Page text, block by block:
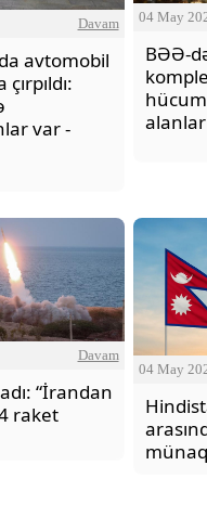
Davam
avtomobil
var -
04 May
BƏƏ-
Davam
“İrandan
raket
04 May